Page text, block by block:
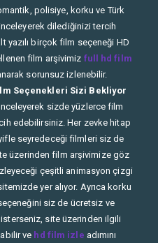
polisiye, korku ve Türk
dilediğinizi tercih
yazılı birçok film seçeneği HD
film arşivimiz full hd film
sorunsuz izlenebilir.
Seçenekleri Sizi Bekliyor
sizde yüzlerce film
edebilirsiniz. Her zevke hitap
seyredeceği filmleri siz de
üzerinden film arşivimize göz
çeşitli animasyon çizgi
yer alıyor. Ayrıca korku
siz de ücretsiz ve
site üzerinden ilgili
ve hd film izle adımını